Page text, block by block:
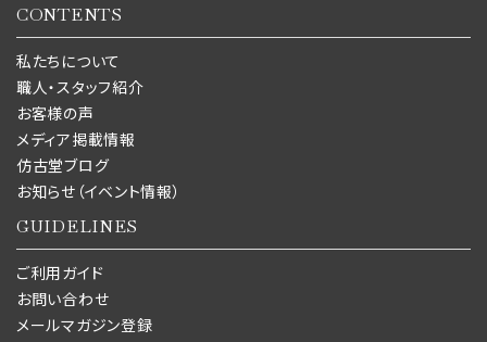
CONTENTS
私たちについて
職人・スタッフ紹介
お客様の声
メディア掲載情報
仿古堂ブログ
お知らせ（イベント情報）
GUIDELINES
ご利用ガイド
お問い合わせ
メールマガジン登録